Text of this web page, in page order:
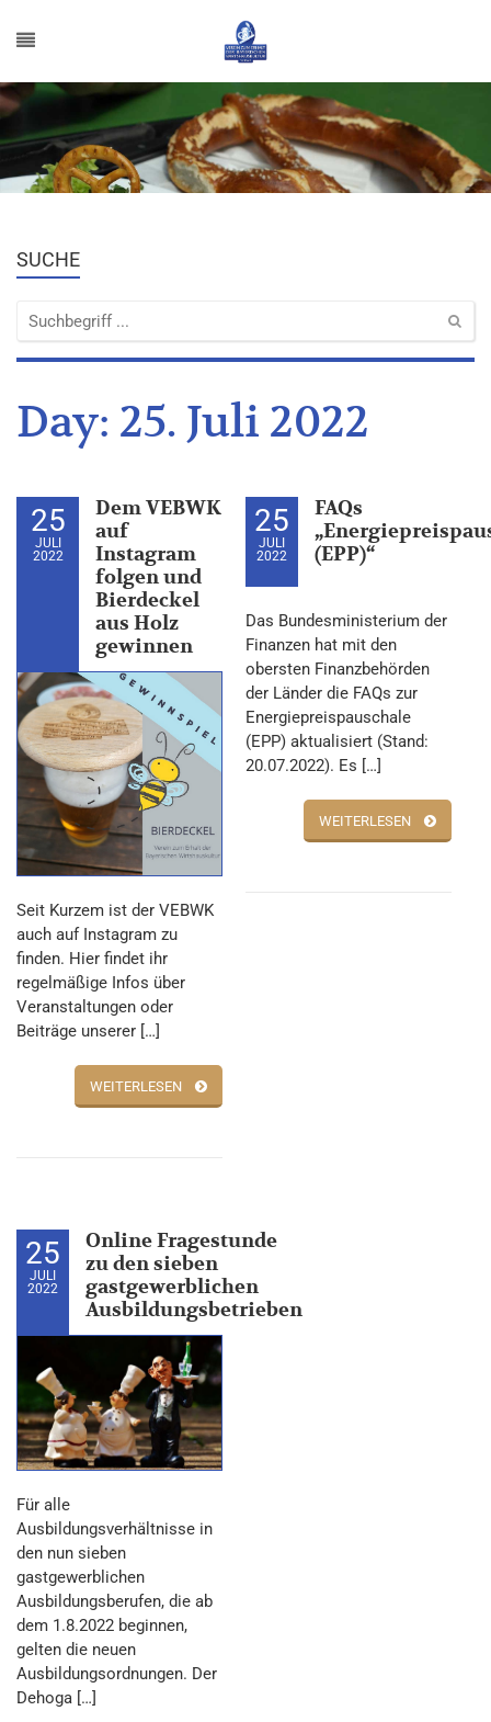
SUCHE
Day: 25. Juli 2022
25
JULI
2022
Dem VEBWK
auf
Instagram
folgen und
Bierdeckel
aus Holz
gewinnen
Seit Kurzem ist der VEBWK
auch auf Instagram zu
finden. Hier findet ihr
regelmäßige Infos über
Veranstaltungen oder
Beiträge unserer […]
WEITERLESEN
25
JULI
2022
FAQs
(EPP)“
Das Bundesministerium der
Finanzen hat mit den
obersten Finanzbehörden
der Länder die FAQs zur
Energiepreispauschale
(EPP) aktualisiert (Stand:
20.07.2022). Es […]
WEITERLESEN
25
JULI
2022
Online Fragestunde
zu den sieben
gastgewerblichen
Ausbildungsbetrieben
Für alle
Ausbildungsverhältnisse in
den nun sieben
gastgewerblichen
Ausbildungsberufen, die ab
dem 1.8.2022 beginnen,
gelten die neuen
Ausbildungsordnungen. Der
Dehoga […]